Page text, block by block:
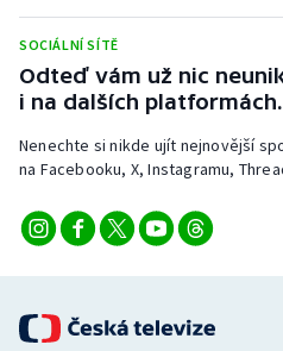
Stolní tenis
Triatlon
Veslování
Volejbal
Ostatní
SOCIÁLNÍ SÍTĚ
Odteď vám už nic
i na dalších platformách.
Nenechte si nikde ujít nejnovější
na Facebooku, X, Instagramu,